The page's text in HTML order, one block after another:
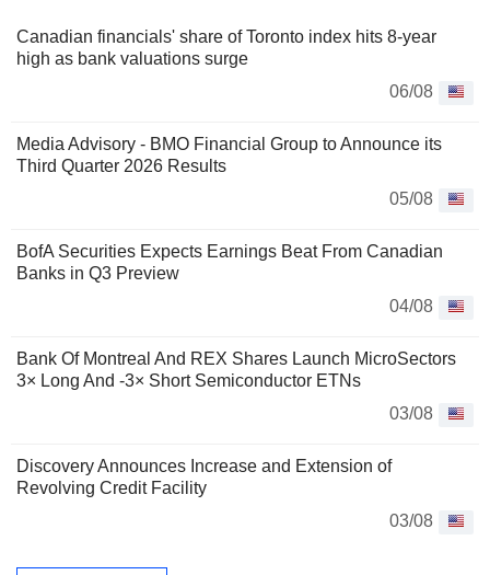
Canadian financials' share of Toronto index hits 8-year
high as bank valuations surge
06/08
Media Advisory - BMO Financial Group to Announce its
Third Quarter 2026 Results
05/08
BofA Securities Expects Earnings Beat From Canadian
Banks in Q3 Preview
04/08
Bank Of Montreal And REX Shares Launch MicroSectors
3× Long And -3× Short Semiconductor ETNs
03/08
Discovery Announces Increase and Extension of
Revolving Credit Facility
03/08